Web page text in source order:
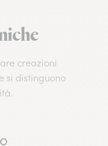
creazioni
si distinguono